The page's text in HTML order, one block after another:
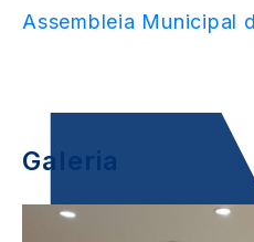
Assembleia Municipal
Galeria